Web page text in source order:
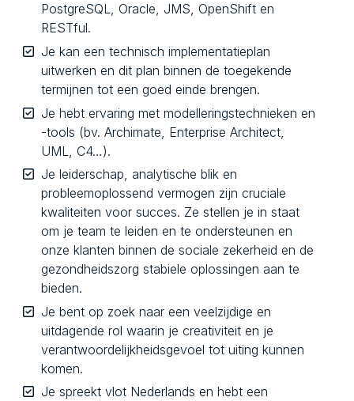
PostgreSQL, Oracle, JMS, OpenShift en
RESTful.
Je kan een technisch implementatieplan
uitwerken en dit plan binnen de toegekende
termijnen tot een goed einde brengen.
Je hebt ervaring met modelleringstechnieken en
-tools (bv. Archimate, Enterprise Architect,
UML, C4…).
Je leiderschap, analytische blik en
probleemoplossend vermogen zijn cruciale
kwaliteiten voor succes. Ze stellen je in staat
om je team te leiden en te ondersteunen en
onze klanten binnen de sociale zekerheid en de
gezondheidszorg stabiele oplossingen aan te
bieden.
Je bent op zoek naar een veelzijdige en
uitdagende rol waarin je creativiteit en je
verantwoordelijkheidsgevoel tot uiting kunnen
komen.
Je spreekt vlot Nederlands en hebt een